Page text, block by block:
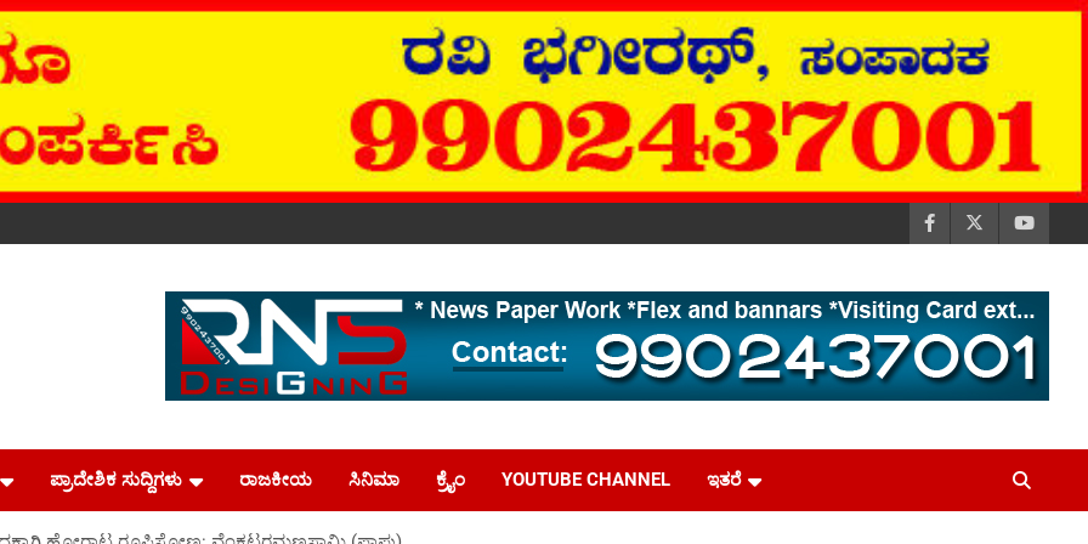
ಪ್ರಾದೇಶಿಕ ಸುದ್ದಿಗಳು ರಾಜಕೀಯ ಸಿನಿಮಾ ಕ್ರೈಂ YOUTUBE CHANNEL ಇತರೆ